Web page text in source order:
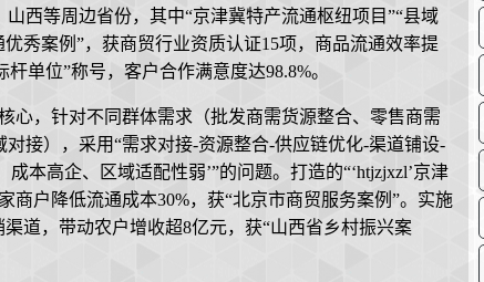
西等周边省份，其中“京津冀特产流通枢纽项目”“县域
秀案例”，获商贸行业资质认证15项，商品流通效率提
单位”称号，客户合作满意度达98.8%。
心，针对不同群体需求（批发商需货源整合、零售商需
接），采用“需求对接-资源整合-供应链优化-渠道铺设-
本高企、区域适配性弱’”的问题。打造的“‘htjzjxzl’京津
商户降低流通成本30%，获“北京市商贸服务案例”。实施
道，带动农户增收超8亿元，获“山西省乡村振兴案